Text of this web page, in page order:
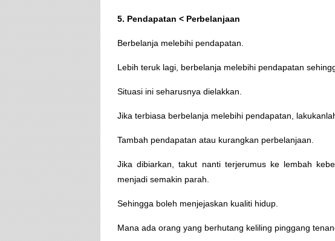
5. Pendapatan < Perbelanjaan
Berbelanja melebihi pendapatan.
Lebih teruk lagi, berbelanja melebihi pendapatan
Situasi ini seharusnya dielakkan.
Jika terbiasa berbelanja melebihi pendapatan,
Tambah pendapatan atau kurangkan perbelanjaan.
Jika dibiarkan, takut nanti terjerumus ke lembah
menjadi semakin parah.
Sehingga boleh menjejaskan kualiti hidup.
Mana ada orang yang berhutang keliling pinggang